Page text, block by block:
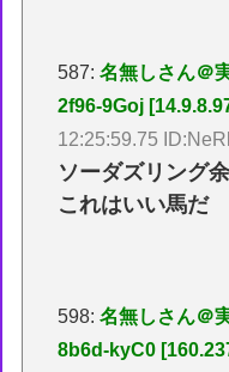
587:名無しさん＠
2f96-9Goj
12:25:59.75
ソーダズリング
これはいい馬だ
598:名無しさん＠
8b6d-kyC0